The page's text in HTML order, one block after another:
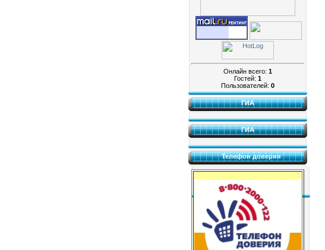
Онлайн всего: 1
Гостей: 1
Пользователей: 0
ГИА
ГИА
Телефон доверия